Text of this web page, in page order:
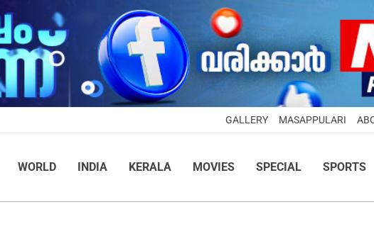
GALLERY MASAPPULARI
WORLD INDIA KERALA MOVIES SPECIAL SPORTS